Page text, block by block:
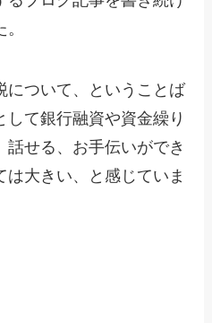
について、ということば
て銀行融資や資金繰り
せる、お手伝いができ
は大きい、と感じていま